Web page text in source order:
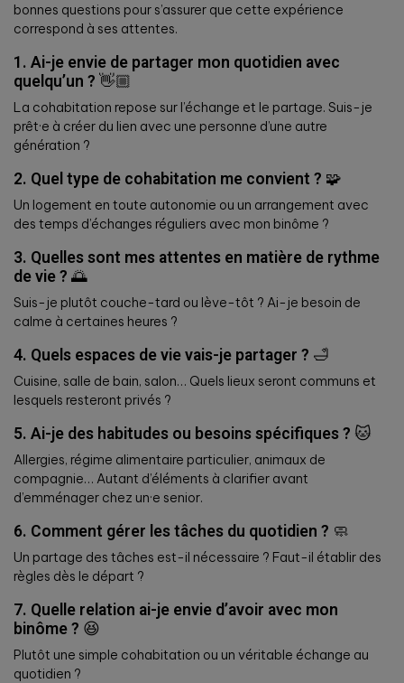
bonnes questions pour s’assurer que cette expérience
correspond à ses attentes.
1. Ai-je envie de partager mon quotidien avec
quelqu’un ? 👋🏼
La cohabitation repose sur l’échange et le partage. Suis-je
prêt·e à créer du lien avec une personne d’une autre
génération ?
2. Quel type de cohabitation me convient ? 🧩
Un logement en toute autonomie ou un arrangement avec
des temps d’échanges réguliers avec mon binôme ?
3. Quelles sont mes attentes en matière de rythme
de vie ? 🌅
Suis-je plutôt couche-tard ou lève-tôt ? Ai-je besoin de
calme à certaines heures ?
4. Quels espaces de vie vais-je partager ? 🛁
Cuisine, salle de bain, salon… Quels lieux seront communs et
lesquels resteront privés ?
5. Ai-je des habitudes ou besoins spécifiques ? 🐱
Allergies, régime alimentaire particulier, animaux de
compagnie… Autant d’éléments à clarifier avant
d’emménager chez un·e senior.
6. Comment gérer les tâches du quotidien ? 🧼
Un partage des tâches est-il nécessaire ? Faut-il établir des
règles dès le départ ?
7. Quelle relation ai-je envie d’avoir avec mon
binôme ? 😆
Plutôt une simple cohabitation ou un véritable échange au
quotidien ?